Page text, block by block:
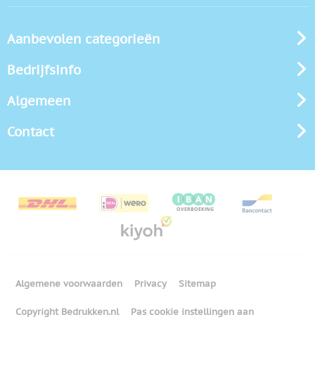
Aanbevolen categorieën
Bedrijfsinfo
Algemeen
Contact
Algemene voorwaarden Privacy Sitemap
Copyright Bedrukken.nl Pas cookie instellingen aan